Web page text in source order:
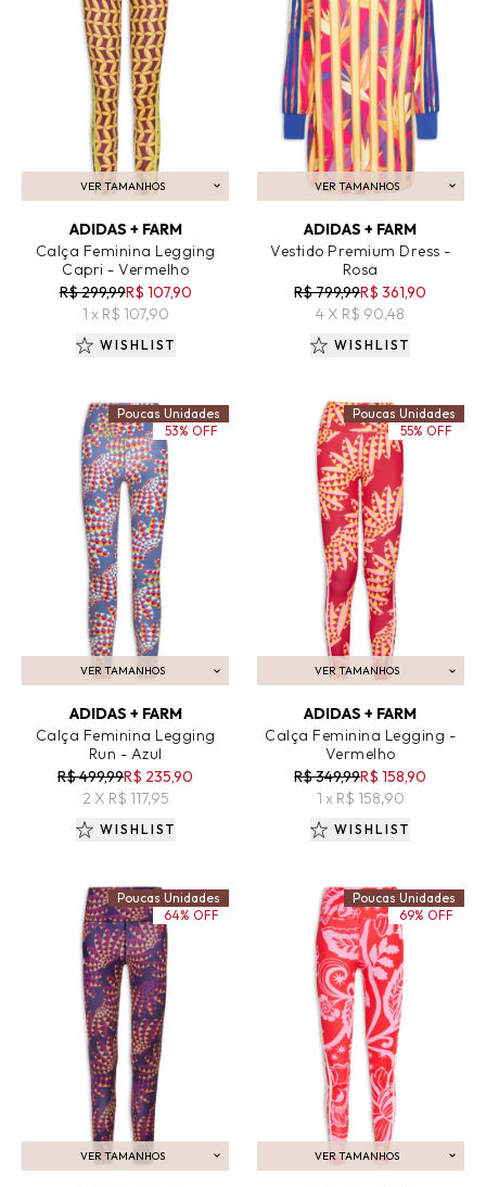
VER TAMANHOS
ADICIONAR AO CARRINHO
ADIDAS + FARM
Calça Feminina Legging
Capri - Vermelho
R$ 299,99R$ 107,90
1 x R$ 107,90
WISHLIST
VER TAMANHOS
ADICIONAR AO CARRINHO
ADIDAS + FARM
Vestido Premium Dress -
Rosa
R$ 799,99R$ 361,90
4 X R$ 90,48
WISHLIST
VER TAMANHOS
ADICIONAR AO CARRINHO
ADIDAS + FARM
Calça Feminina Legging
Run - Azul
R$ 499,99R$ 235,90
2 X R$ 117,95
Poucas Unidades
53% OFF
WISHLIST
VER TAMANHOS
ADICIONAR AO CARRINHO
ADIDAS + FARM
Calça Feminina Legging -
Vermelho
R$ 349,99R$ 158,90
1 x R$ 158,90
Poucas Unidades
55% OFF
WISHLIST
VER TAMANHOS
ADICIONAR AO CARRINHO
Poucas Unidades
64% OFF
VER TAMANHOS
ADICIONAR AO CARRINHO
Poucas Unidades
69% OFF